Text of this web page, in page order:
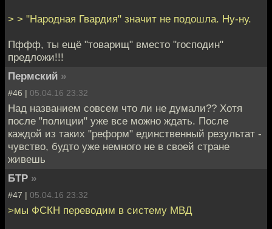
> > "Народная Гвардия" значит не подошла. Ну-ну.
Пффф, ты ещё "товарищ" вместо "господин"
предложи!!!
Пермский »
#46 | 05.04.16 23:32
Над названием совсем что ли не думали?? Хотя
после "полиции" уже все можно ждать. После
каждой из таких "реформ" единственный результат -
чувство, будто уже немного не в своей стране
живешь
БТР »
#47 | 05.04.16 23:32
>мы ФСКН переводим в систему МВД